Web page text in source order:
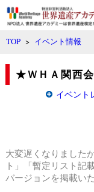
TOP > イベント情報
★ＷＨＡ関西
イベント
大変遅くなりましたが
ト」
「暫定リスト記
バージョンを掲載い